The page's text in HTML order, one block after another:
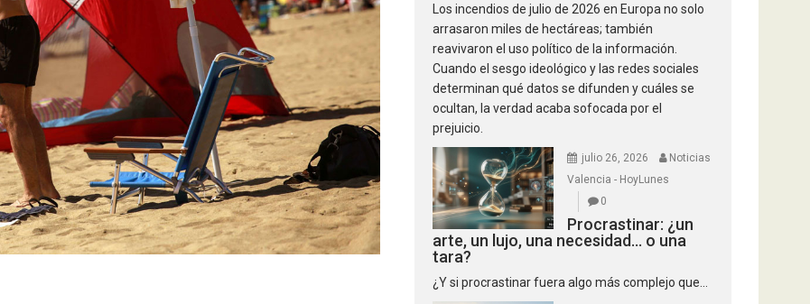
Los incendios de julio de 2026 en Europa no solo
arrasaron miles de hectáreas; también
reavivaron el uso político de la información.
Cuando el sesgo ideológico y las redes sociales
determinan qué datos se difunden y cuáles se
ocultan, la verdad acaba sofocada por el
prejuicio.
julio 26, 2026
Noticias
Valencia - HoyLunes
0
Procrastinar: ¿un
arte, un lujo, una necesidad… o una
tara?
¿Y si procrastinar fuera algo más complejo que...